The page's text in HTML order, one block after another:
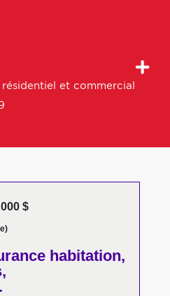
et commercial
$
habitation,